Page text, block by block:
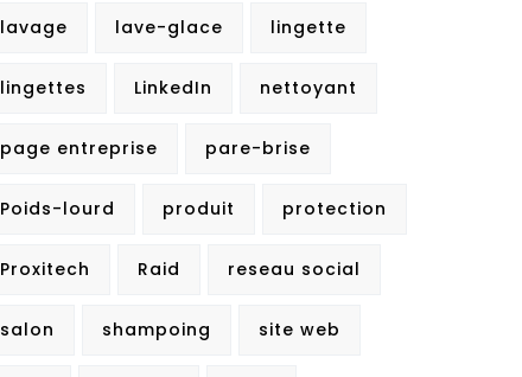
lavage lave-glace lingette
lingettes LinkedIn nettoyant
page entreprise pare-brise
Poids-lourd produit protection
Proxitech Raid reseau social
salon shampoing site web